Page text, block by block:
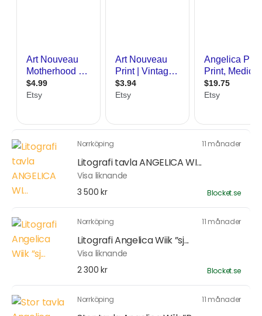
Norrköping 11 månader
Litografi tavla ANGELICA WI...
Visa liknande
3 500 kr
Blocket.se
Norrköping 11 månader
Litografi Angelica Wiik ”sj...
Visa liknande
2 300 kr
Blocket.se
Norrköping 11 månader